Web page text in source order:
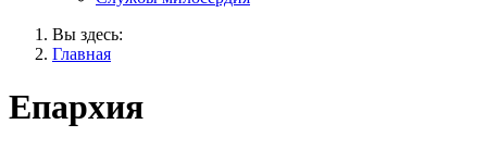
Вы здесь:
Главная
Епархия